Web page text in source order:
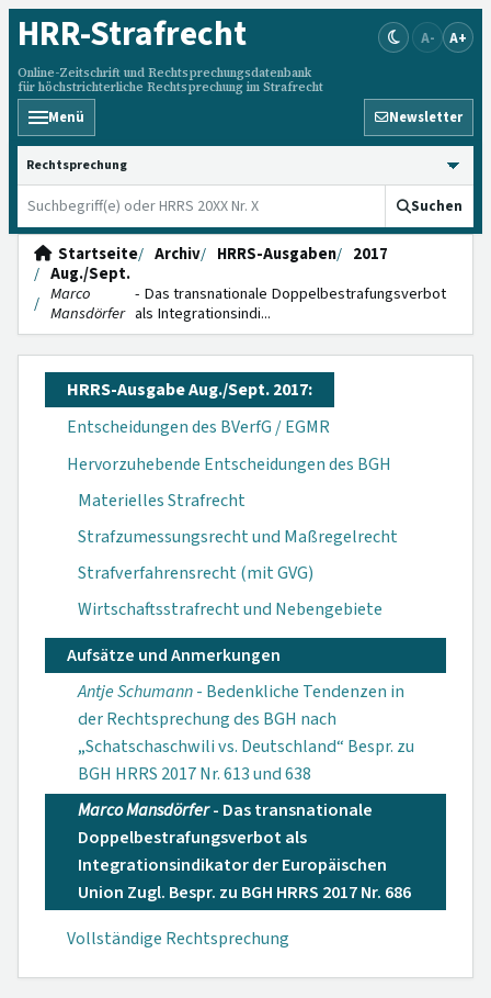
HRR-Strafrecht
Online-Zeitschrift und Rechtsprechungsdatenbank
für höchstrichterliche Rechtsprechung im Strafrecht
A- A+
Menü Newsletter
HRRS durchsuchen
Suchen
Startseite Archiv HRRS-Ausgaben
2017
Aug./Sept.
Marco
Mansdörfer
- Das transnationale Doppelbestrafungsverbot
als Integrationsindi...
HRRS-Ausgabe Aug./Sept. 2017:
Entscheidungen des BVerfG / EGMR
Hervorzuhebende Entscheidungen des BGH
Materielles Strafrecht
Strafzumessungsrecht und Maßregelrecht
Strafverfahrensrecht (mit GVG)
Wirtschaftsstrafrecht und Nebengebiete
Aufsätze und Anmerkungen
Antje Schumann- Bedenkliche Tendenzen in
der Rechtsprechung des BGH nach
„Schatschaschwili vs. Deutschland“ Bespr. zu
BGH HRRS 2017 Nr. 613 und 638
Marco Mansdörfer- Das transnationale
Doppelbestrafungsverbot als
Integrationsindikator der Europäischen
Union Zugl. Bespr. zu BGH HRRS 2017 Nr. 686
Vollständige Rechtsprechung